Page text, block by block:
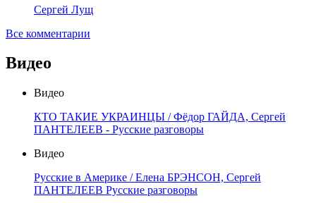
Сергей Лущ
Все комментарии
Видео
Видео
КТО ТАКИЕ УКРАИНЦЫ / Фёдор ГАЙДА, Сергей
ПАНТЕЛЕЕВ - Русские разговоры
Видео
Русские в Америке / Елена БРЭНСОН, Сергей
ПАНТЕЛЕЕВ Русские разговоры